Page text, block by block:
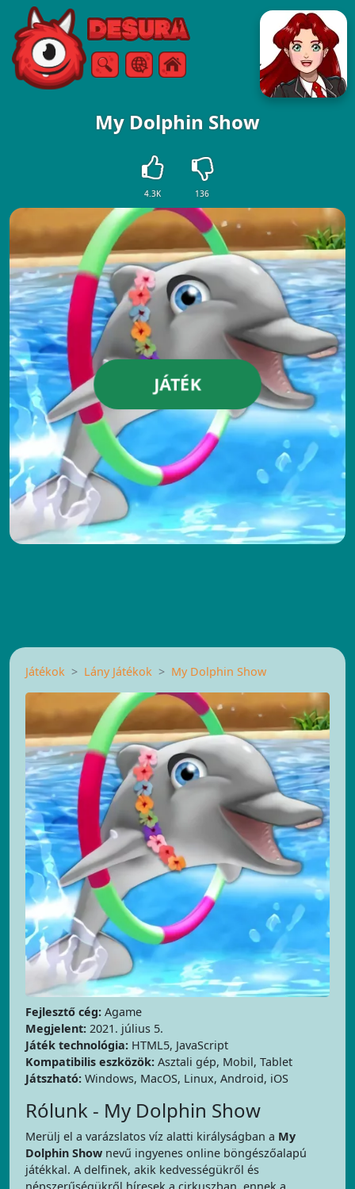
Free Online Games
KeresésMenü
My Dolphin Show
4.3K 136
JÁTÉK
Játékok Lány Játékok My Dolphin Show
Fejlesztő cég: Agame
Megjelent: 2021. július 5.
Játék technológia: HTML5, JavaScript
Kompatibilis eszközök: Asztali gép, Mobil, Tablet
Játszható: Windows, MacOS, Linux, Android, iOS
Rólunk - My Dolphin Show
Merülj el a varázslatos víz alatti királyságban a My
Dolphin Show nevű ingyenes online böngészőalapú
játékkal. A delfinek, akik kedvességükről és